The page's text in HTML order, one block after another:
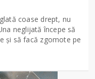
coase drept, nu
neglijată începe să
și să facă zgomote pe